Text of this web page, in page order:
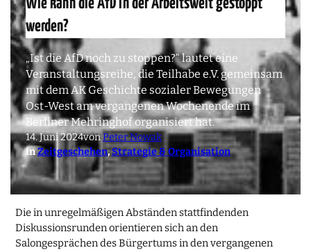
Wie kann die AfD in der Arbeitswelt gestoppt
werden?
„Ist die AfD noch zu stoppen?“ lautet eine
Veranstaltungsreihe, die Teilhabe e.V. gemeinsam
mit dem AK Geschichte sozialer Bewegungen
Ost-West am vergangenen Wochenende im
Berliner Mehringhof organisiert hat.
14. Juni 2024vonPeter Nowak
inZeitgeschehen, Strategie & Organisation
Die in unregelmäßigen Abständen stattfindenden
Diskussionsrunden orientieren sich an den
Salongesprächen des Bürgertums in den vergangenen